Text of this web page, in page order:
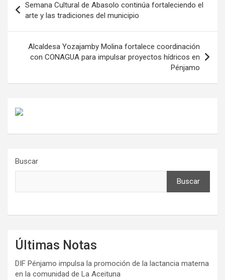
de
entradas
Semana Cultural de Abasolo continúa fortaleciendo el
arte y las tradiciones del municipio
Alcaldesa Yozajamby Molina fortalece coordinación
con CONAGUA para impulsar proyectos hídricos en
Pénjamo
Buscar
Buscar
Últimas Notas
DIF Pénjamo impulsa la promoción de la lactancia materna
en la comunidad de La Aceituna